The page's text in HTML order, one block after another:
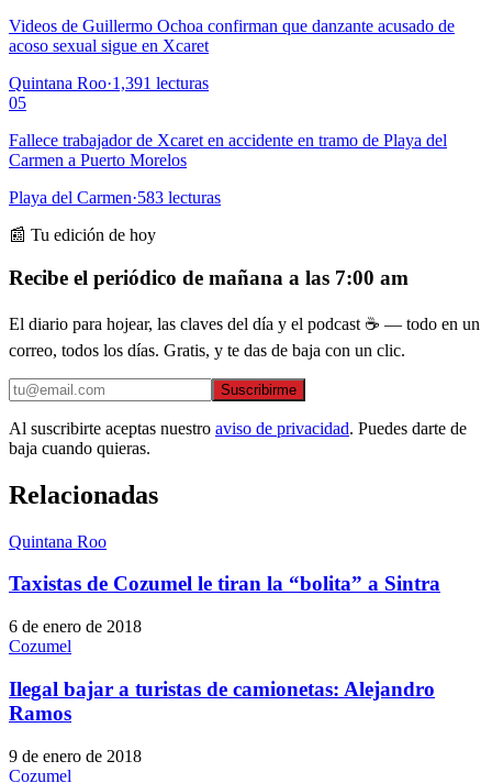
Videos de Guillermo Ochoa confirman que danzante acusado de
acoso sexual sigue en Xcaret
Quintana Roo·1,391 lecturas
05
Fallece trabajador de Xcaret en accidente en tramo de Playa del
Carmen a Puerto Morelos
Playa del Carmen·583 lecturas
📰 Tu edición de hoy
Recibe el periódico de mañana a las 7:00 am
El diario para hojear, las claves del día y el podcast ☕ — todo en un
correo, todos los días. Gratis, y te das de baja con un clic.
Suscribirme
Al suscribirte aceptas nuestro aviso de privacidad. Puedes darte de
baja cuando quieras.
Relacionadas
Quintana Roo
Taxistas de Cozumel le tiran la “bolita” a Sintra
6 de enero de 2018
Cozumel
Ilegal bajar a turistas de camionetas: Alejandro
Ramos
9 de enero de 2018
Cozumel